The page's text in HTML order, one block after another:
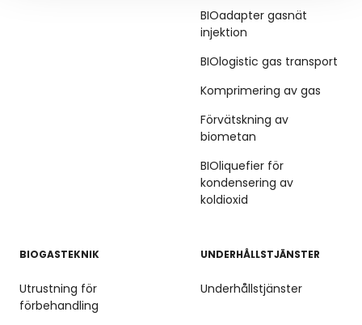
BIOadapter gasnät
injektion
BIOlogistic gas transport
Komprimering av gas
Förvätskning av
biometan
BIOliquefier för
kondensering av
koldioxid
BIOGASTEKNIK
Utrustning för
förbehandling
UNDERHÅLLSTJÄNSTER
Underhållstjänster